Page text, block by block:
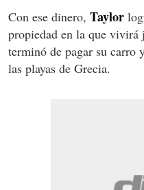
Con ese dinero, Taylor
propiedad en la que vivirá
terminó de pagar su carro
las playas de Grecia.